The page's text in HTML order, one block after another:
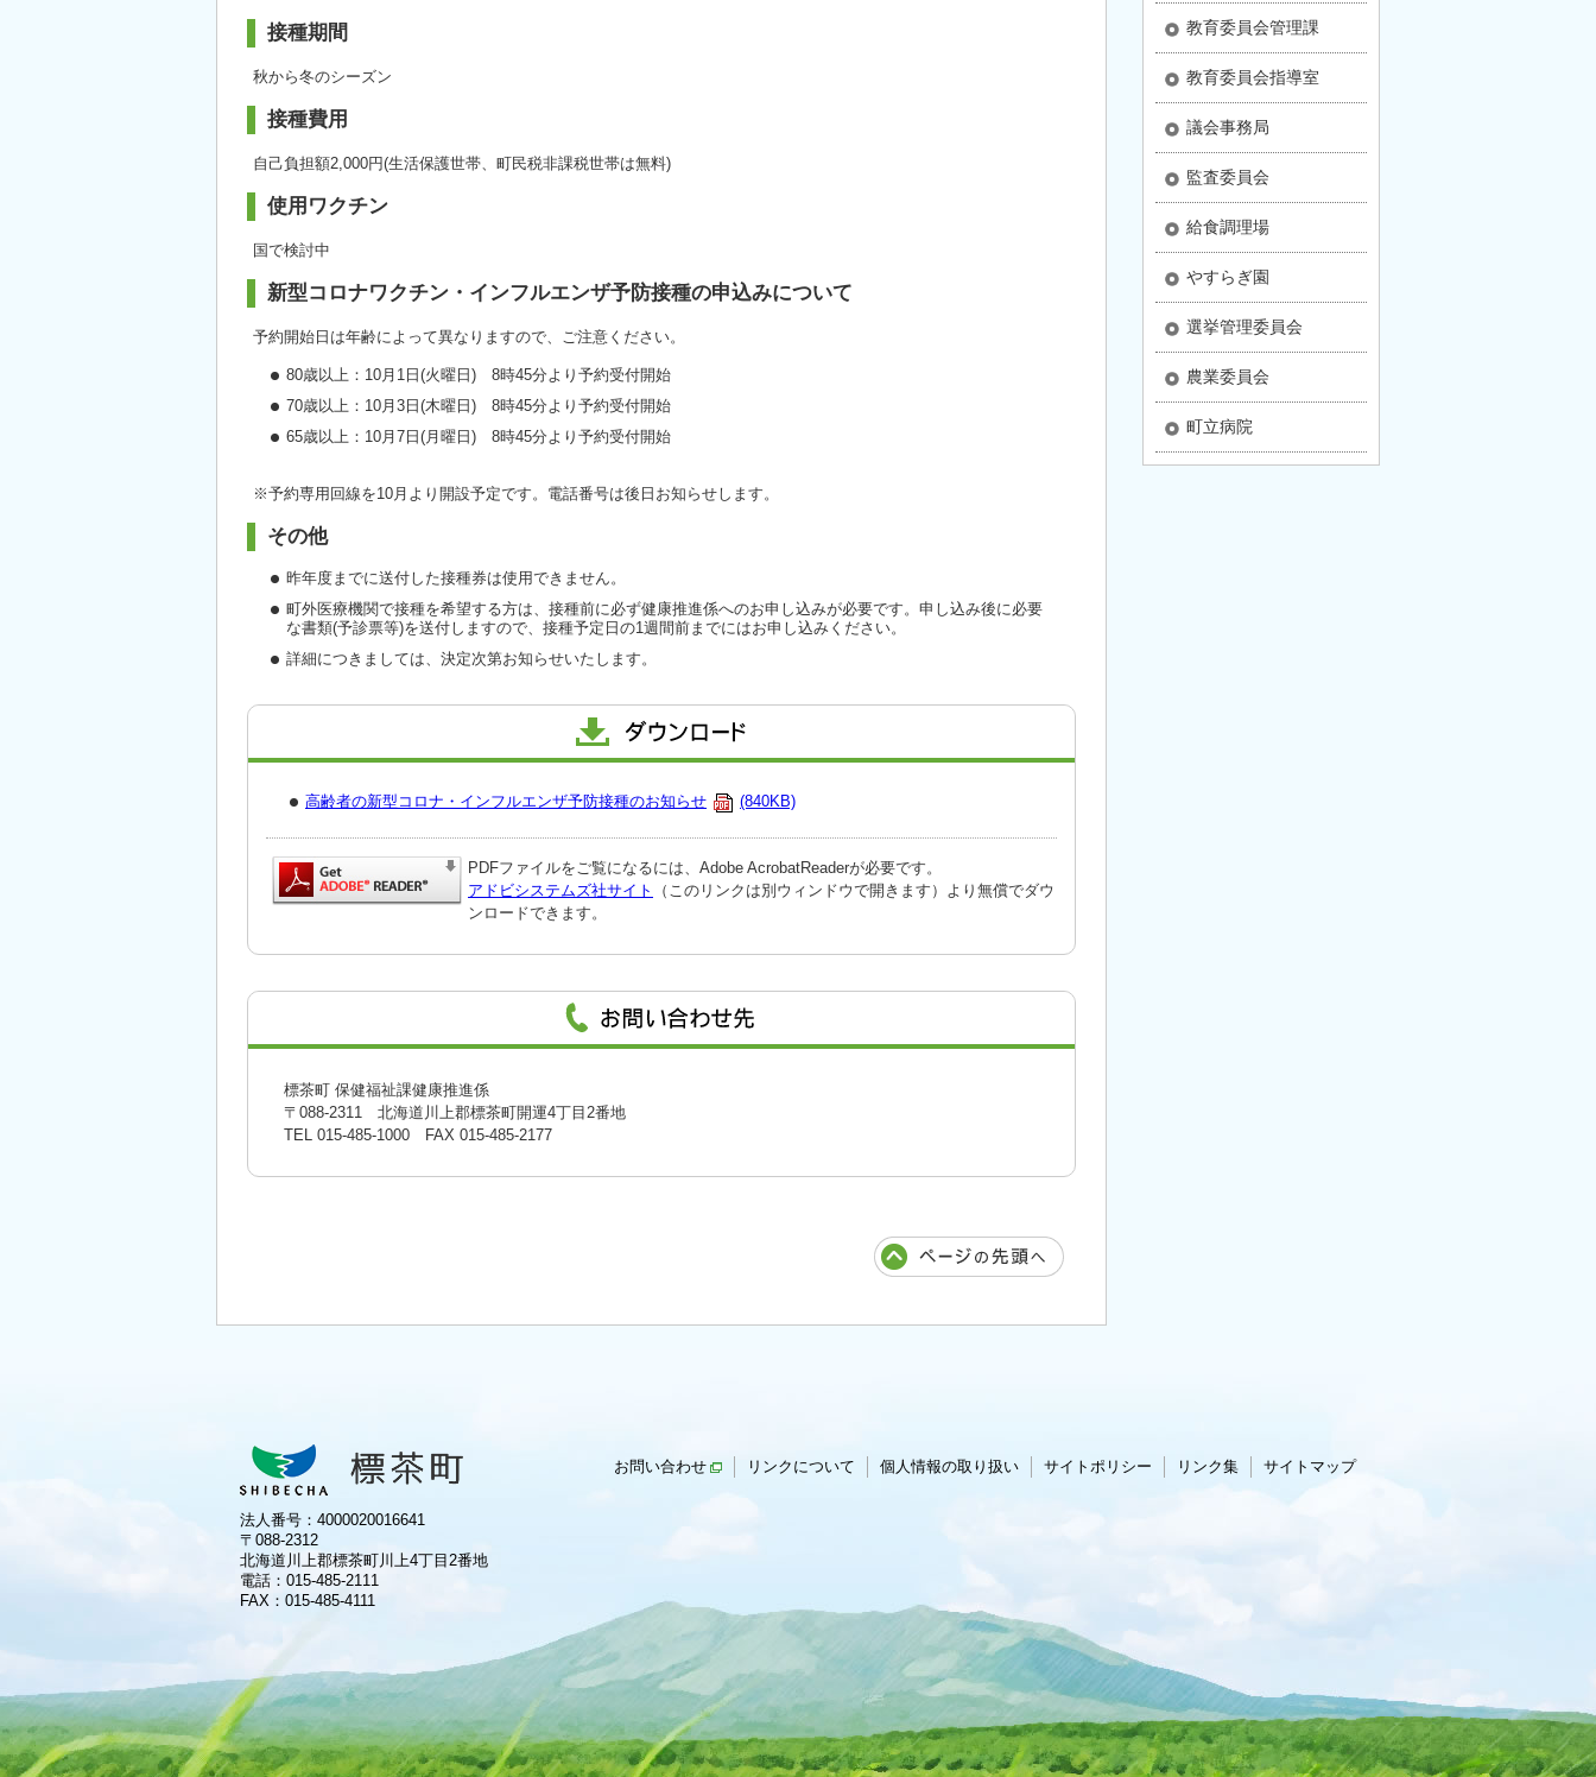
接種期間
秋から冬のシーズン
接種費用
自己負担額2,000円(生活保護世帯、町民税非課税世帯は無料)
使用ワクチン
国で検討中
新型コロナワクチン・インフルエンザ予防接種の申込みについて
予約開始日は年齢によって異なりますので、ご注意ください。
80歳以上：10月1日(火曜日) 8時45分より予約受付開始
70歳以上：10月3日(木曜日) 8時45分より予約受付開始
65歳以上：10月7日(月曜日) 8時45分より予約受付開始
※予約専用回線を10月より開設予定です。電話番号は後日お知らせします。
その他
昨年度までに送付した接種券は使用できません。
町外医療機関で接種を希望する方は、接種前に必ず健康推進係へのお申し込みが必要です。申し込み後に必要
な書類(予診票等)を送付しますので、接種予定日の1週間前までにはお申し込みください。
詳細につきましては、決定次第お知らせいたします。
高齢者の新型コロナ・インフルエンザ予防接種のお知らせ (840KB)
PDFファイルをご覧になるには、Adobe AcrobatReaderが必要です。
アドビシステムズ社サイト
（このリンクは別ウィンドウで開きます）より無償でダウ
ンロードできます。
標茶町 保健福祉課健康推進係
〒088-2311 北海道川上郡標茶町開運4丁目2番地
TEL 015-485-1000 FAX 015-485-2177
教育委員会管理課
教育委員会指導室
議会事務局
監査委員会
給食調理場
やすらぎ園
選挙管理委員会
農業委員会
町立病院
法人番号：4000020016641
〒088-2312
北海道川上郡標茶町川上4丁目2番地
電話： 015-485-2111
FAX：015-485-4111
お問い合わせ リンクについて 個人情報の取り扱い サイトポリシー リンク集 サイトマップ